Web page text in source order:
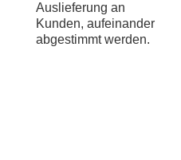
Auslieferung an
Kunden, aufeinander
abgestimmt werden.